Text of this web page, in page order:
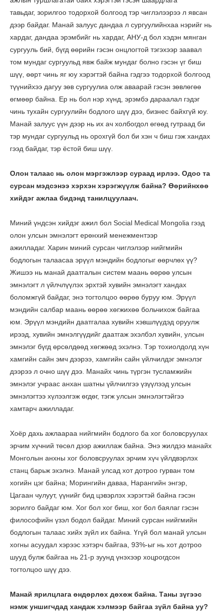
тавьдаг, зорилгоо тодорхой болгоод тэр чиглэлээрээ л явсан
дээр байдаг. Манай залуус дандаа л сургуулийнхаа нэрийг нь
хардаг, дандаа эрэмбийг нь хардаг, АНУ-д бол хэдэн мянган
сургууль бий, бүгд өөрийн гэсэн онцлогтой тэгэхээр заавал
том мундаг сургуульд явж байж мундаг болно гэсэн үг биш
шүү, өөрт чинь яг юу хэрэгтэй байна гэдгээ тодорхой болгоод
түүнийхээ дагуу зөв сургуулиа олж аваарай гэсэн зөвлөгөө
өгмөөр байна. Ер нь бол нэр хүнд, эрэмбэ дараалал гэдэг
чинь тухайн сургуулийн бодлого шүү дээ, бизнес байхгүй юу.
Манай залуус үүн дээр нь их ач холбогдол өгөөд гутраад би
тэр мундаг сургуульд нь орохгүй бол би хэн ч биш гэж хандах
гээд байдаг, тэр ёстой биш шүү.
Олон талаас нь олон мэргэжлээр сураад ирлээ. Одоо та
сурсан мэдсэнээ хэрхэн хэрэгжүүлж байна? Өөрийнхөө
хийдэг ажлаа бидэнд танилцуулаач.
Миний үндсэн хийдэг ажил бол Social Medical Mongolia гээд
олон улсын эмнэлэгт ерөнхий менежментээр
ажилладаг. Харин миний сурсан чиглэлээр нийгмийн
бодлогын талаасаа эрүүл мэндийн бодлогыг өөрчлөх үү?
Жишээ нь манай даатгалын систем маань өөрөө улсын
эмнэлэгт л үйлчлүүлэх эрхтэй хувийн эмнэлэгт хандах
боломжгүй байдаг, энэ тогтолцоо өөрөө буруу юм. Эрүүл
мэндийн салбар маань өөрөө хөгжихөө больчихож байгаа
юм. Эрүүл мэндийн даатгалаа хувийн хэвшлүүдэд оруулж
ирээд, хувийн эмнэлгүүдийг даатгаж эхэлбэл хувийн, улсын
эмнэлэг бүгд өрсөлдөөд хөгжөөд эхэлнэ. Тэр тохиолдолд хүн
хамгийн сайн эмч дээрээ, хамгийн сайн үйлчилдэг эмнэлэг
дээрээ л очно шүү дээ. Манайх чинь түргэн тусламжийн
эмнэлэг учраас анхан шатны үйлчилгээ үзүүлээд улсын
эмнэлэгтээ хүлээлгэж өгдөг, тэгж улсын эмнэлэгтэйгээ
хамтарч ажилладаг.
Хоёр дахь ажлаараа нийгмийн бодлого ба хог боловсруулах
эрчим хүчний төсөл дээр ажиллаж байна. Энэ жилдээ манайх
Монголын анхны хог боловсруулах эрчим хүч үйлдвэрлэх
станц барьж эхэлнэ. Манай улсад хот дотроо гурван том
хогийн цэг байна; Морингийн даваа, Нарангийн энгэр,
Цагаан чулуут, үүнийг бид цэвэрлэх хэрэгтэй байна гэсэн
зорилго байдаг юм. Хог бол хог биш, хог бол баялаг гэсэн
философийн үзэл бодол байдаг. Миний сурсан нийгмийн
бодлогын талаас хийх зүйл их байна. Үгүй бол манай улсын
хогны асуудал хэрээс хэтэрч байгаа, 93%-ыг нь хот дотроо
шууд булж байгаа нь 21-р зуунд үнэхээр хоцрогдсон
тогтолцоо шүү дээ.
Манай ярилцлага өндөрлөх дөхөж байна. Таны зүгээс
нэмж уншигчдад хандаж хэлмээр байгаа зүйл байна уу?